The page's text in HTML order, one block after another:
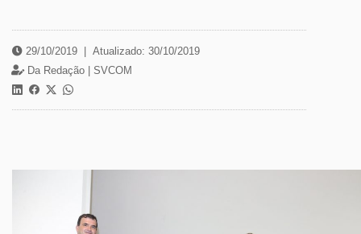
29/10/2019
Atualizado: 30/10/2019
Da Redação | SVCOM